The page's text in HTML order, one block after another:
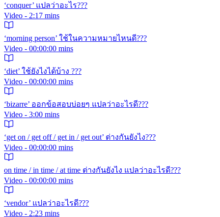
‘conquer’ แปลว่าอะไร???
Video - 2:17 mins
‘morning person’ ใช้ในความหมายไหนดี???
Video - 00:00:00 mins
‘diet’ ใช้ยังไงได้บ้าง ???
Video - 00:00:00 mins
‘bizarre’ ออกข้อสอบบ่อยๆ แปลว่าอะไรดี???
Video - 3:00 mins
‘get on / get off / get in / get out’ ต่างกันยังไง???
Video - 00:00:00 mins
on time / in time / at time ต่างกันยังไง แปลว่าอะไรดี???
Video - 00:00:00 mins
‘vendor’ แปลว่าอะไรดี???
Video - 2:23 mins